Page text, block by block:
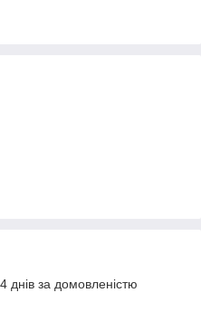
днів за домовленістю